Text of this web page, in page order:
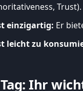
Trust).
einzigartig: Er
leicht zu
Ihr